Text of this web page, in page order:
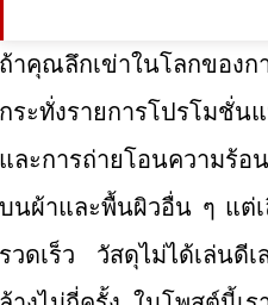
ถ้าคุณลึกเข่าในโลกของ
กระทั่งรายการโปรโมชั่
และการถ่ายโอนความร้อ
บนผ้าและพื้นผิวอื่น ๆ แต่
รวดเร็ว วัสดุไม่ได้เล่นดี